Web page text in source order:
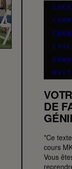
DE
*Ce
cours
Vous